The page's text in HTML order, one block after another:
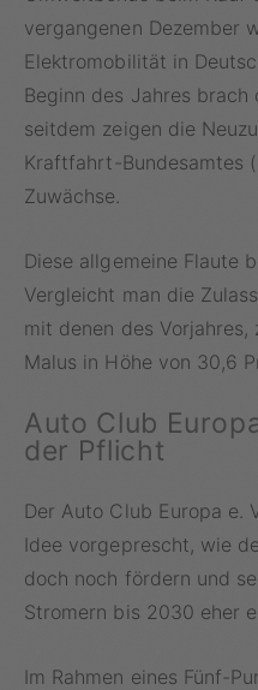
vergangenen Dezember
Elektromobilität in
Beginn des Jahres
seitdem zeigen die
Kraftfahrt-Bundesamtes
Zuwächse.
Diese allgemeine Flaute
Vergleicht man die
mit denen des
Malus in Höhe von 30,6
Auto Club
der Pflicht
Der Auto Club Europa e.
Idee vorgeprescht, wie
doch noch fördern und
Stromern bis 2030 eher
Im Rahmen eines Fünf-